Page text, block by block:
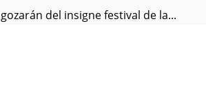
del insigne festival de la...